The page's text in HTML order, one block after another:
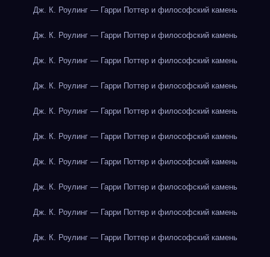
Дж. К. Роулинг — Гарри Поттер и философский камень
Дж. К. Роулинг — Гарри Поттер и философский камень
Дж. К. Роулинг — Гарри Поттер и философский камень
Дж. К. Роулинг — Гарри Поттер и философский камень
Дж. К. Роулинг — Гарри Поттер и философский камень
Дж. К. Роулинг — Гарри Поттер и философский камень
Дж. К. Роулинг — Гарри Поттер и философский камень
Дж. К. Роулинг — Гарри Поттер и философский камень
Дж. К. Роулинг — Гарри Поттер и философский камень
Дж. К. Роулинг — Гарри Поттер и философский камень